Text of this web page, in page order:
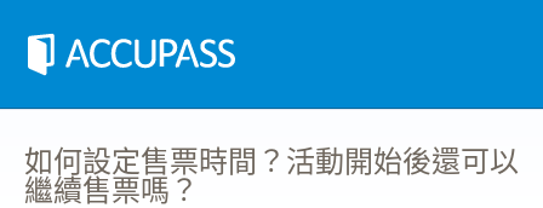
如何設定售票時間？活動開始後還可以
繼續售票嗎？